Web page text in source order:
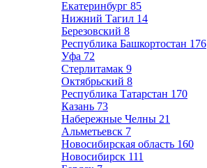
Екатеринбург 85
Нижний Тагил 14
Березовский 8
Республика Башкортостан 176
Уфа 72
Стерлитамак 9
Октябрьский 8
Республика Татарстан 170
Казань 73
Набережные Челны 21
Альметьевск 7
Новосибирская область 160
Новосибирск 111